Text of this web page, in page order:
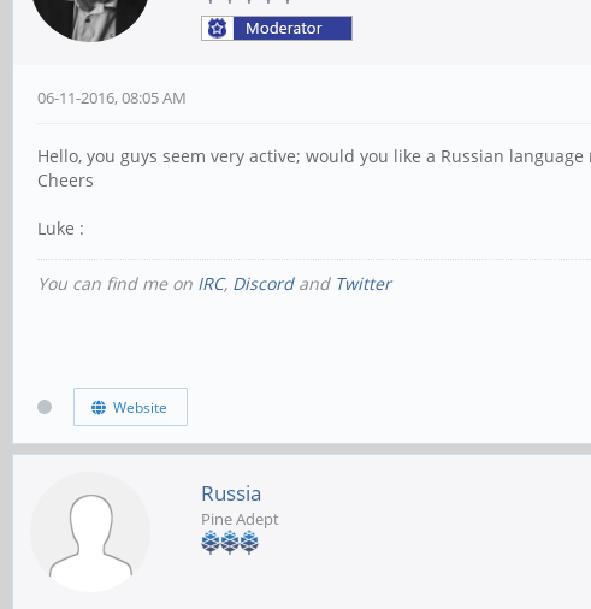
06-11-2016, 08:05 AM
Hello, you guys seem very active; would you like a Russian language
Cheers
Luke :
You can find me on IRC, Discordand Twitter
Website
Russia
Pine Adept